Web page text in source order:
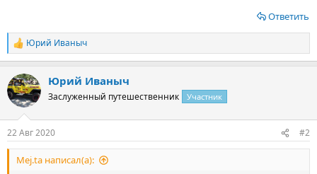
Ответить
Р
е
к
ц
и
Юрий Иваныч
Юрий Иваныч
Заслуженный путешественник Участник
22 Авг 2020 #2
Mej.ta написал(а):